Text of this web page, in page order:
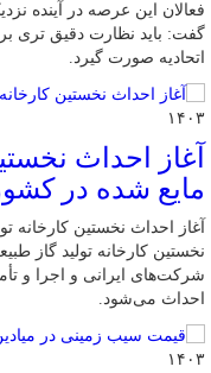
فعالان این عرصه در آینده
گفت: باید نظارت دقیق تری
اتحادیه صورت گیرد.
۱۴۰۳
آغاز احداث
مایع شده در
آغاز احداث نخستین کارخانه
نخستین کارخانه تولید گاز
شرکت‌های ایرانی و اجرا و
احداث می‌شود.
۱۴۰۳